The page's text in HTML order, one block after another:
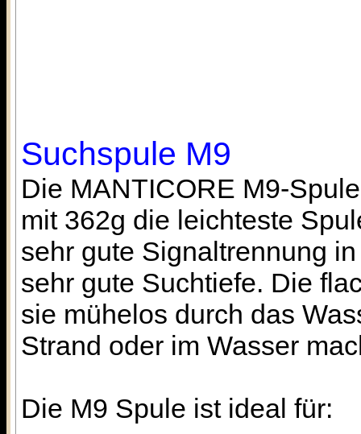
Suchspule M9
Die MANTICORE M9-
mit 362g die leichteste
sehr gute Signaltrennung
sehr gute Suchtiefe. Die
sie mühelos durch das
Strand oder im Wasser
Die M9 Spule ist ideal für: